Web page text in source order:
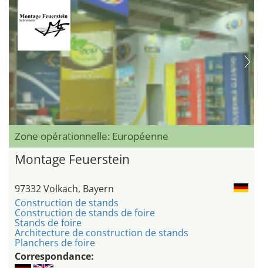
Zone opérationnelle: Européenne
Montage Feuerstein
97332 Volkach, Bayern
Construction de stands
Construction de stands de foire
Stands de foire
Architecture de construction de stands
Planchers de foire
Correspondance: